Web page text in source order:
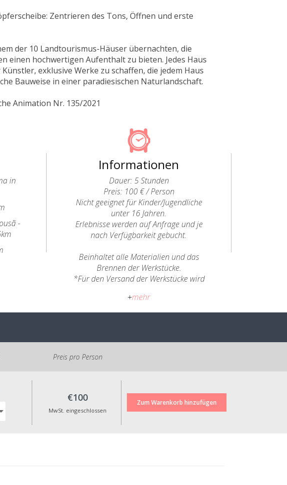
Zentrieren des Tons, Öffnen und erste
der 10 Landtourismus-Häuser übernachten, die
einen hochwertigen Aufenthalt zu bieten. Jedes Haus
exklusive Werke zu schaffen, die jedem Haus
Bauweise in einer paradiesischen Naturlandschaft.
Animation Nr. 135/2021
in
-
Informationen
Dauer: 5 Stunden
Preis: 100 € / Person
Nicht geeignet für Kinder/Jugendliche
unter 16 Jahren.
Erlebnisse werden auf Anfrage und je
nach Verfügbarkeit gebucht.
Beinhaltet alle Materialien und das
Brennen der Werkstücke.
*Für den Versand der Werkstücke wird
Stornierungsbedingungen:
wobei die entsprechenden
Überweisungsgebühren zu tragen sind.
nach der Anmeldung nicht
zurückerstattet. Der Betrag wird jedoch
+mehr
Preis pro Person
€100
MwSt. eingeschlossen